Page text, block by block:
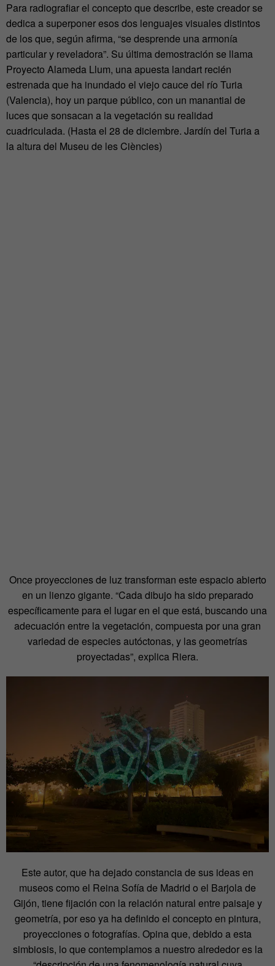
Para radiografiar el concepto que describe, este creador se
dedica a superponer esos dos lenguajes visuales distintos
de los que, según afirma, “se desprende una armonía
particular y reveladora”. Su última demostración se llama
Proyecto Alameda Llum, una apuesta landart recién
estrenada que ha inundado el viejo cauce del río Turia
(Valencia), hoy un parque público, con un manantial de
luces que sonsacan a la vegetación su realidad
cuadriculada. (Hasta el 28 de diciembre. Jardín del Turia a
la altura del Museu de les Ciències)
Once proyecciones de luz transforman este espacio abierto
en un lienzo gigante. “Cada dibujo ha sido preparado
específicamente para el lugar en el que está, buscando una
adecuación entre la vegetación, compuesta por una gran
variedad de especies autóctonas, y las geometrías
proyectadas”, explica Riera.
Este autor, que ha dejado constancia de sus ideas en
museos como el Reina Sofía de Madrid o el Barjola de
Gijón, tiene fijación con la relación natural entre paisaje y
geometría, por eso ya ha definido el concepto en pintura,
proyecciones o fotografías. Opina que, debido a esta
simbiosis, lo que contemplamos a nuestro alrededor es la